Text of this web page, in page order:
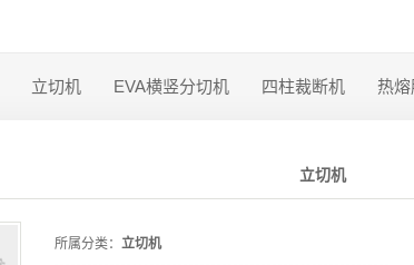
立切机 EVA横竖分切机 四柱裁断机 热
立切机
所属分类： 立切机